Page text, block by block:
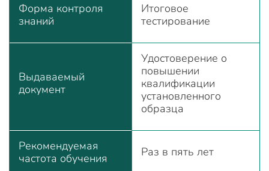
Форма контроля
знаний
Итоговое
тестирование
Выдаваемый
документ
Удостоверение о
повышении
квалификации
установленного
образца
Рекомендуемая
частота обучения
Раз в пять лет